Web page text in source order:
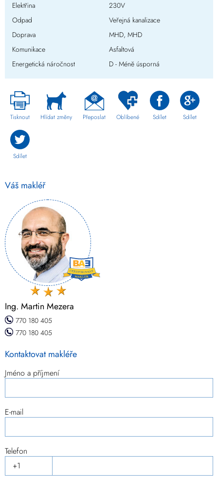
Elektřina
230V
Odpad
Veřejná kanalizace
Doprava
MHD, MHD
Komunikace
Asfaltová
Energetická náročnost
D - Méně úsporná
Tisknout Hlídat změny Přeposlat Oblíbené Sdílet Sdílet
Sdílet
Váš makléř
Ing. Martin Mezera
770 180 405
770 180 405
Kontaktovat makléře
Jméno a příjmení
E-mail
Telefon